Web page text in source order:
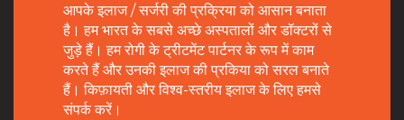
आपके इलाज / सर्जरी की प्रक्रिया को आसान बनाता
है। हम भारत के सबसे अच्छे अस्पतालों और डॉक्टरों से
जुड़े हैं। हम रोगी के ट्रीटमेंट पार्टनर के रूप में काम
करते हैं और उनकी इलाज की प्रकिया को सरल बनाते
हैं। किफ़ायती और विश्व-स्तरीय इलाज के लिए हमसे
संपर्क करें।